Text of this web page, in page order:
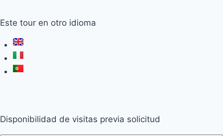
Este tour en otro idioma
Disponibilidad de visitas previa solicitud